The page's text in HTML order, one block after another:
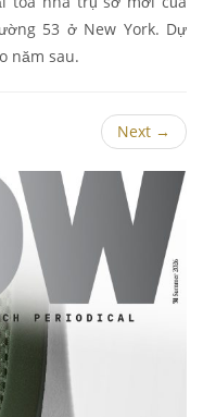
53 ở New York. Dự
năm sau.
Next →